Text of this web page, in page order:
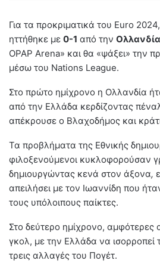
Για τα προκριματικά του Euro
ηττήθηκε με 0-1 από την Ολλανδία
OPAP Arena» και θα «ψάξει» την
μέσω του Nations League.
Στο πρώτο ημίχρονο η Ολλανδία
από την Ελλάδα κερδίζοντας
απέκρουσε ο Βλαχοδήμος και
Τα προβλήματα της Εθνικής
φιλοξενούμενοι κυκλοφορούσαν
δημιουργώντας κενά στον άξονα,
απειλήσει με τον Ιωαννίδη που
τους υπόλοιπους παίκτες.
Στο δεύτερο ημίχρονο, αμφότερες
γκολ, με την Ελλάδα να ισορροπεί
τρεις αλλαγές του Πογέτ.